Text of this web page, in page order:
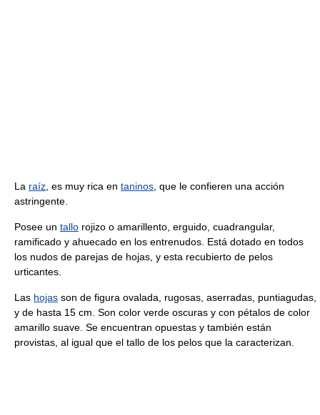
La raíz , es muy rica en taninos , que le confieren una acción
astringente.
Posee un tallo rojizo o amarillento, erguido, cuadrangular,
ramificado y ahuecado en los entrenudos. Está dotado en todos
los nudos de parejas de hojas, y esta recubierto de pelos
urticantes.
Las hojas son de figura ovalada, rugosas, aserradas, puntiagudas,
y de hasta 15 cm. Son color verde oscuras y con pétalos de color
amarillo suave. Se encuentran opuestas y también están
provistas, al igual que el tallo de los pelos que la caracterizan.